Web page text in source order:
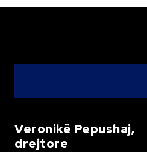
Veronikë Pepushaj,
drejtore